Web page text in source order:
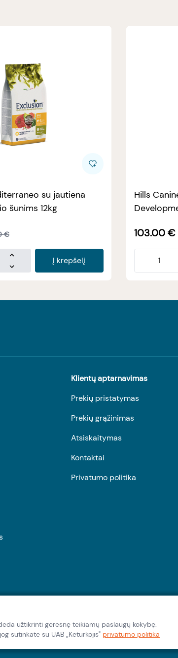
užtikrinti geresnę teikiamų paslaugų kokybę.
sutinkate su UAB „Keturkojis" privatumo politika
su jautiena
šunims 12kg
€
Į krepšelį
Hills
103.00 €
Klientų aptarnavimas
Prekių pristatymas
Prekių grąžinimas
Atsiskaitymas
Kontaktai
Privatumo politika